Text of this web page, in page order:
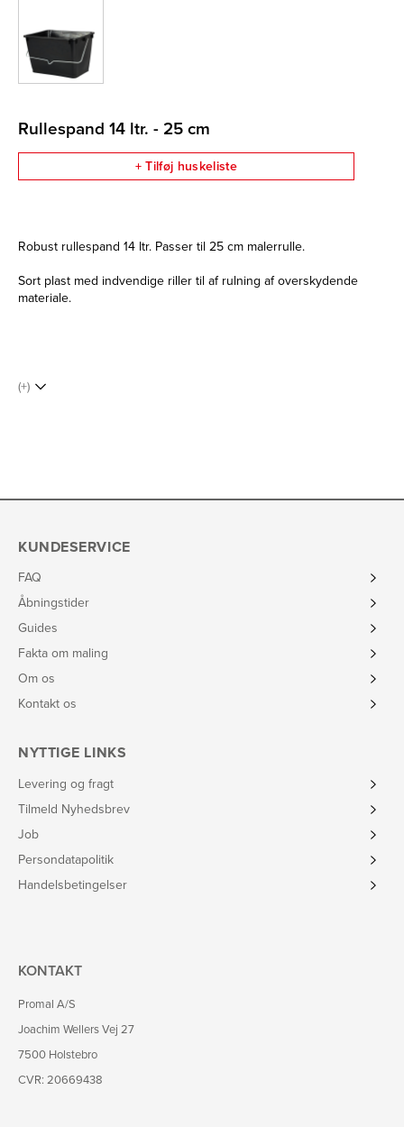
Rullespand 14 ltr. - 25 cm
+ Tilføj huskeliste
Robust rullespand 14 ltr. Passer til 25 cm malerrulle.
Sort plast med indvendige riller til af rulning af overskydende
materiale.
(+)
KUNDESERVICE
FAQ
Åbningstider
Guides
Fakta om maling
Om os
Kontakt os
NYTTIGE LINKS
Levering og fragt
Tilmeld Nyhedsbrev
Job
Persondatapolitik
Handelsbetingelser
KONTAKT
Promal A/S
Joachim Wellers Vej 27
7500 Holstebro
CVR: 20669438